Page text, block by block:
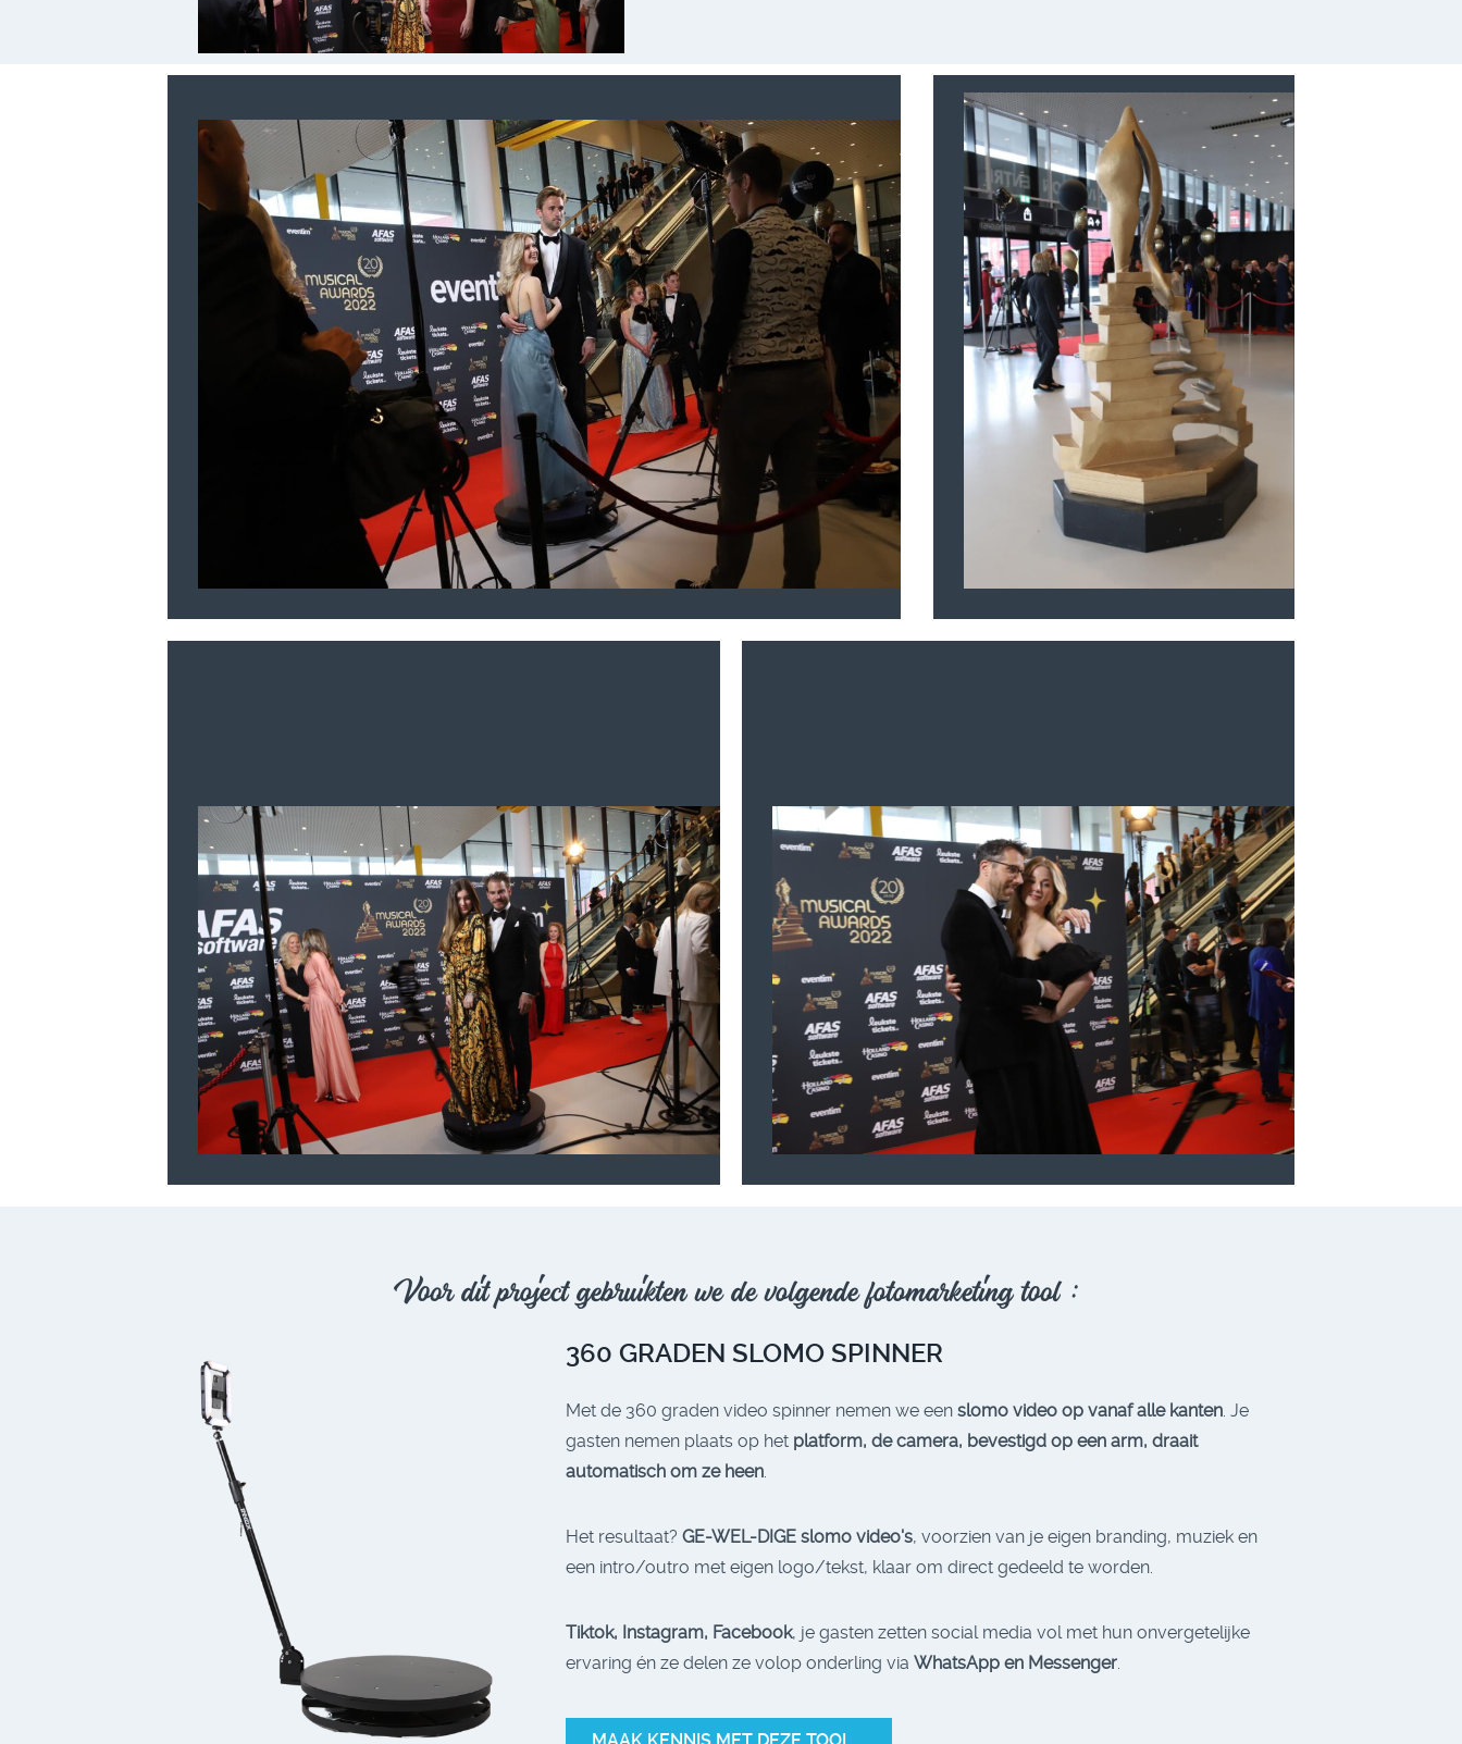
Voor dit project gebruikten we de volgende fotomarketing tool :
360 GRADEN SLOMO SPINNER
Met de 360 graden video spinner nemen we een slomo video op vanaf alle kanten. Je
gasten nemen plaats op het platform, de camera, bevestigd op een arm, draait
automatisch om ze heen.
Het resultaat? GE-WEL-DIGE slomo video's, voorzien van je eigen branding, muziek en
een intro/outro met eigen logo/tekst, klaar om direct gedeeld te worden.
Tiktok, Instagram, Facebook, je gasten zetten social media vol met hun onvergetelijke
ervaring én ze delen ze volop onderling via WhatsApp en Messenger.